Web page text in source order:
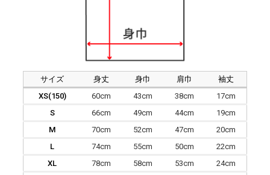
サイズ 身丈 身巾 肩巾
袖丈
XS(150)
60cm 43cm 38cm
17cm
S
66cm 49cm 44cm
19cm
M
70cm 52cm 47cm
20cm
L
74cm 55cm 50cm
22cm
XL
78cm 58cm 53cm
24cm